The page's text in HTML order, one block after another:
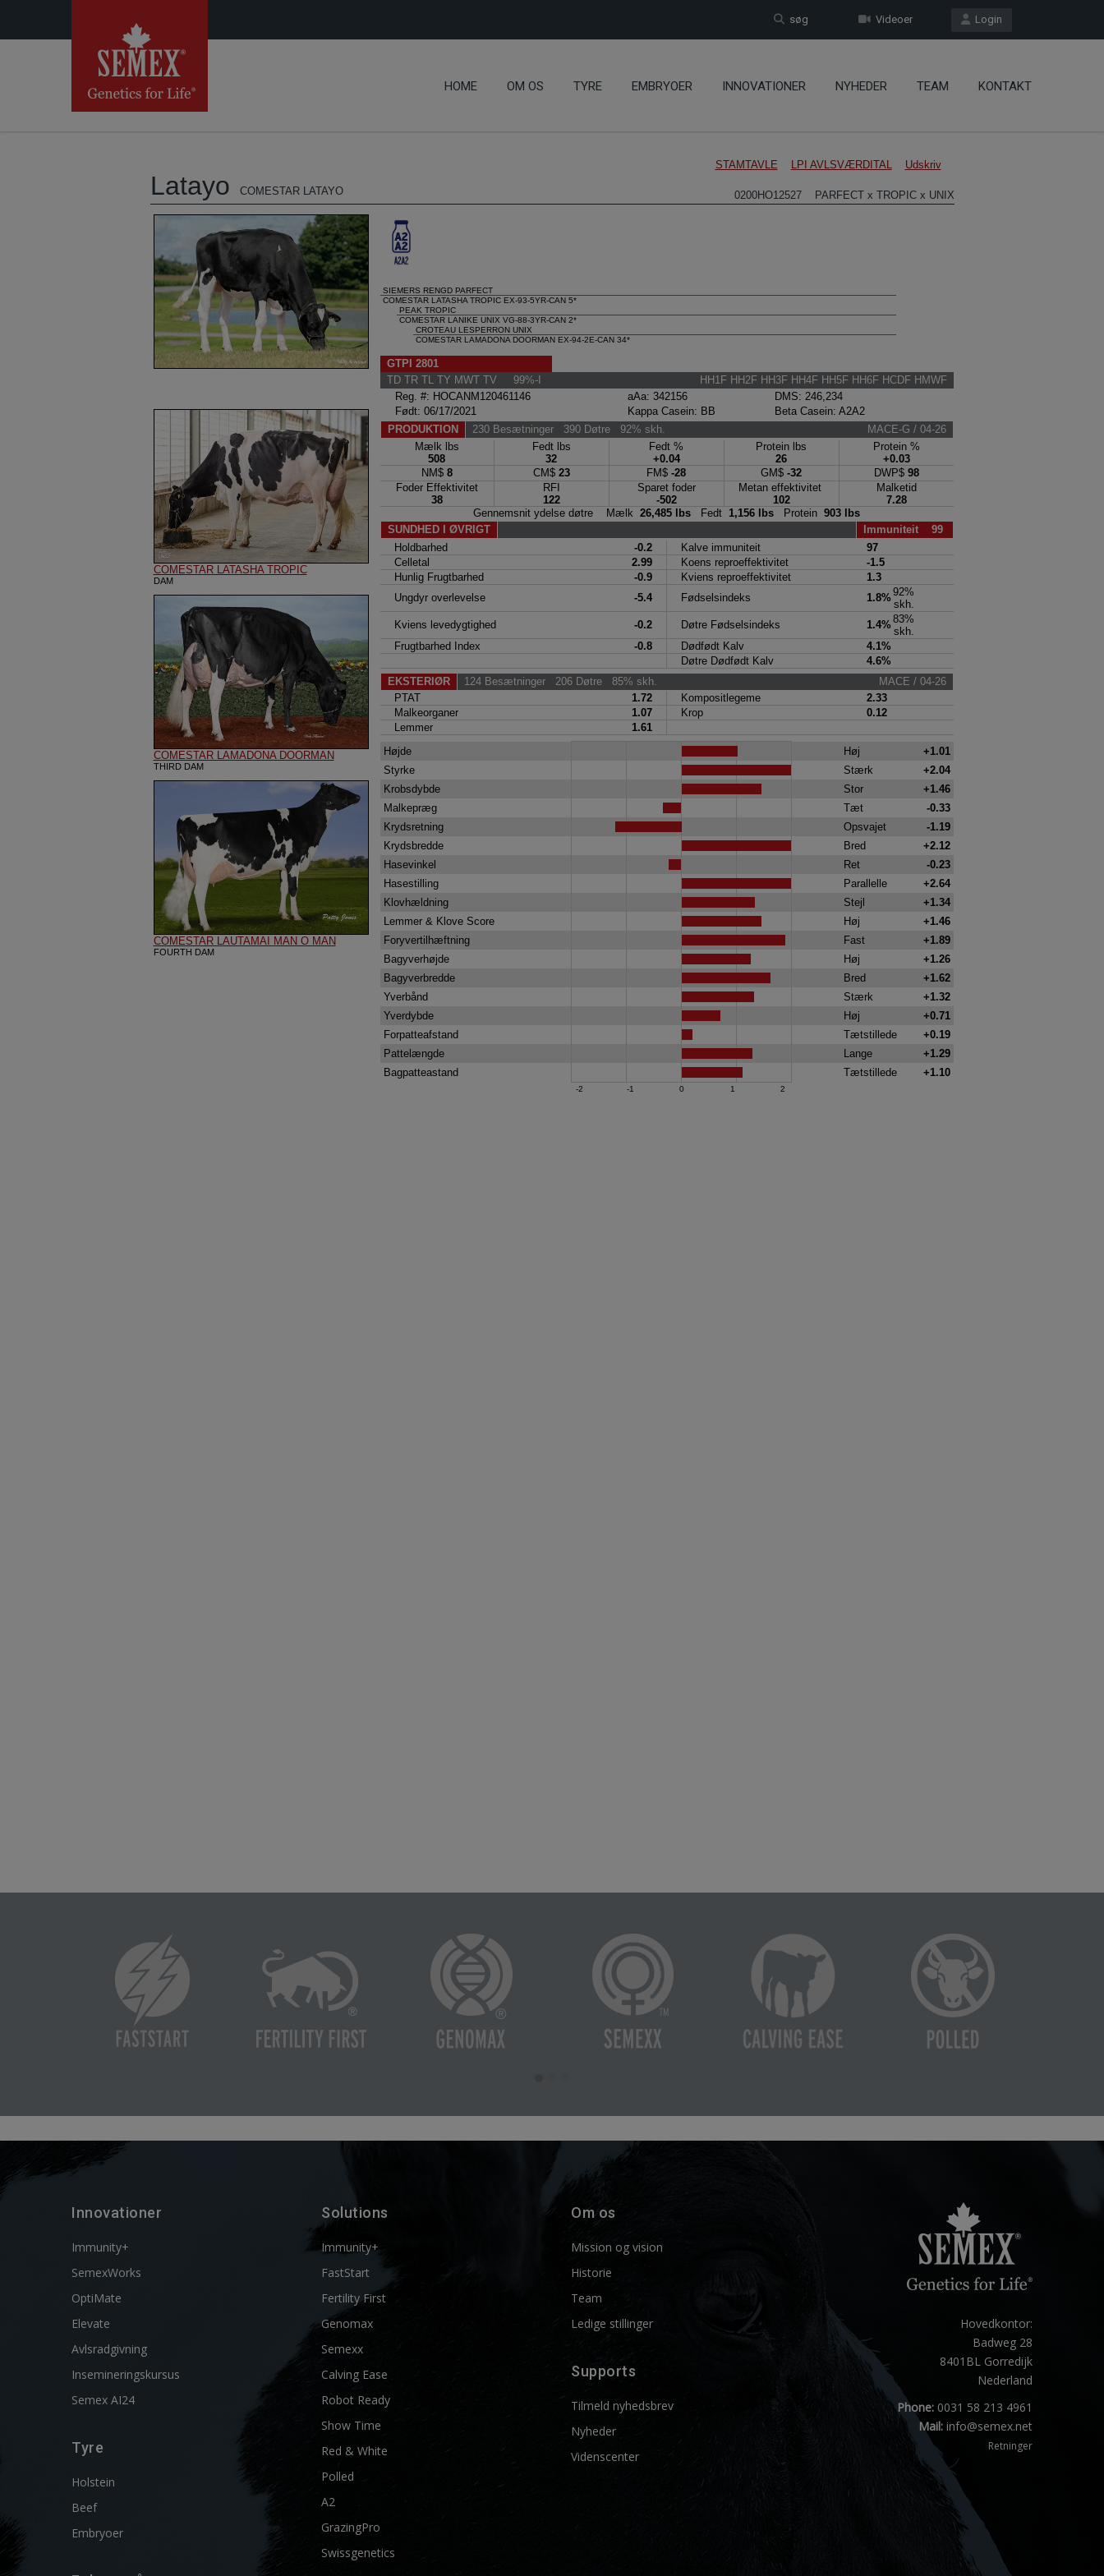
Login
Videoer
søg
HOME OM OS TYRE EMBRYOER INNOVATIONER NYHEDER TEAM KONTAKT
Innovationer
Immunity+
SemexWorks
OptiMate
Elevate
Avlsradgivning
Insemineringskursus
Semex AI24
Tyre
Holstein
Beef
Embryoer
Solutions
Immunity+
FastStart
Fertility First
Genomax
Semexx
Calving Ease
Robot Ready
Show Time
Red & White
Polled
A2
GrazingPro
Swissgenetics
Om os
Mission og vision
Historie
Team
Ledige stillinger
Supports
Tilmeld nyhedsbrev
Nyheder
Videnscenter
Hovedkontor:
Badweg 28
8401BL Gorredijk
Nederland
Phone:0031 58 213 4961
Mail: info@semex.net
Retninger